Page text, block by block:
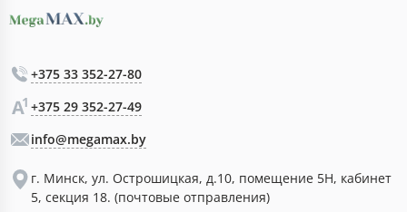
+375 33 352-27-80
+375 29 352-27-49
info@megamax.by
г. Минск, ул. Острошицкая, д.10, помещение 5Н, кабинет
5, секция 18. (почтовые отправления)